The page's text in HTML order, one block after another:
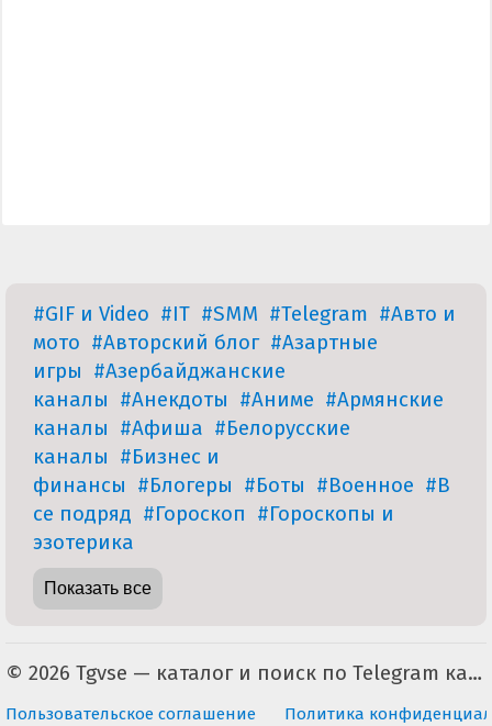
#GIF и Video #IT #SMM #Telegram #Авто и
мото #Авторский блог #Азартные
игры #Азербайджанские
каналы #Анекдоты #Аниме #Армянские
каналы #Афиша #Белорусские
каналы #Бизнес и
финансы #Блогеры #Боты #Военное #В
се подряд #Гороскоп #Гороскопы и
эзотерика
Показать все
© 2026 Tgvse — каталог и поиск по Telegram каналам (неофициальный). По всем вопросам пишите на tgvse.ru@gmail.com
Пользовательское соглашение Политика